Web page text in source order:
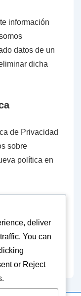
información
datos de un
dicha
de Privacidad
sobre
política en
de
deliver
You can
or Reject